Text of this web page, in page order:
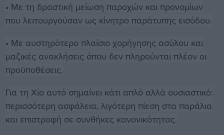
• Με τη δραστική μείωση παροχών και προνομίων
που λειτουργούσαν ως κίνητρο παράτυπης εισόδου.
• Με αυστηρότερο πλαίσιο χορήγησης ασύλου και
μαζικές ανακλήσεις όπου δεν πληρούνται πλέον οι
προϋποθέσεις.
Για τη Χίο αυτό σημαίνει κάτι απλό αλλά ουσιαστικό:
περισσότερη ασφάλεια, λιγότερη πίεση στα παράλια
και επιστροφή σε συνθήκες κανονικότητας.